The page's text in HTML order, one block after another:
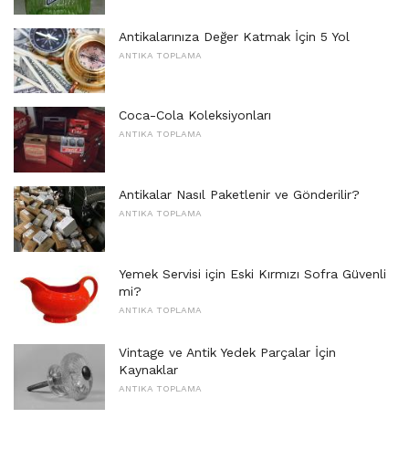
Antikalarınıza Değer Katmak İçin 5 Yol
ANTIKA TOPLAMA
Coca-Cola Koleksiyonları
ANTIKA TOPLAMA
Antikalar Nasıl Paketlenir ve Gönderilir?
ANTIKA TOPLAMA
Yemek Servisi için Eski Kırmızı Sofra Güvenli
mi?
ANTIKA TOPLAMA
Vintage ve Antik Yedek Parçalar İçin
Kaynaklar
ANTIKA TOPLAMA